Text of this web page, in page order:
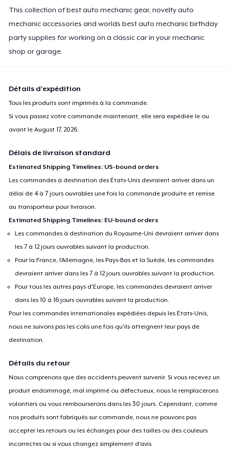
This collection of best auto mechanic gear, novelty auto
mechanic accessories and worlds best auto mechanic birthday
party supplies for working on a classic car in your mechanic
shop or garage.
Détails d'expédition
Tous les produits sont imprimés à la commande.
Si vous passez votre commande maintenant, elle sera expédiée le ou
avant leAugust 17, 2026.
Délais de livraison standard
Estimated Shipping Timelines: US-bound orders
Les commandes à destination des États-Unis devraient arriver dans un
délai de 4 à 7 jours ouvrables une fois la commande produite et remise
au transporteur pour livraison.
Estimated Shipping Timelines: EU-bound orders
Les commandes à destination du Royaume-Uni devraient arriver dans
les 7 à 12 jours ouvrables suivant la production.
Pour la France, l'Allemagne, les Pays-Bas et la Suède, les commandes
devraient arriver dans les 7 à 12 jours ouvrables suivant la production.
Pour tous les autres pays d'Europe, les commandes devraient arriver
dans les 10 à 16 jours ouvrables suivant la production.
Pour les commandes internationales expédiées depuis les États-Unis,
nous ne suivons pas les colis une fois qu'ils atteignent leur pays de
destination.
Détails du retour
Nous comprenons que des accidents peuvent survenir. Si vous recevez un
produit endommagé, mal imprimé ou défectueux, nous le remplacerons
volontiers ou vous rembourserons dans les 30 jours. Cependant, comme
nos produits sont fabriqués sur commande, nous ne pouvons pas
accepter les retours ou les échanges pour des tailles ou des couleurs
incorrectes ou si vous changez simplement d'avis.